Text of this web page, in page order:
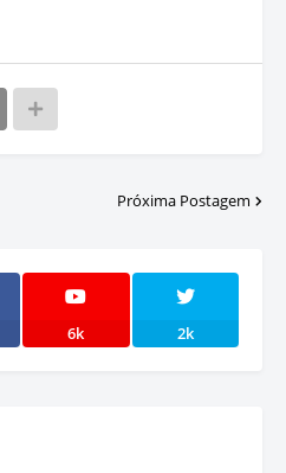
Próxima Postagem
6k 2k